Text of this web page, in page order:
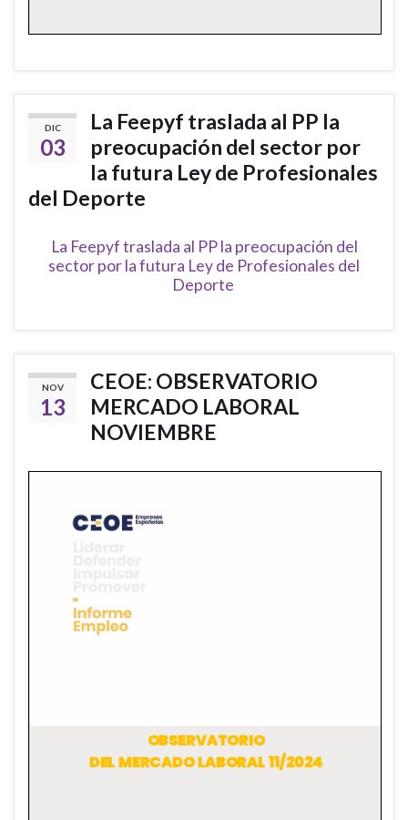
DIC
03
La Feepyf traslada al PP la
preocupación del sector por
la futura Ley de Profesionales
del Deporte
La Feepyf traslada al PP la preocupación del
sector por la futura Ley de Profesionales del
Deporte
NOV
13
CEOE: OBSERVATORIO
MERCADO LABORAL
NOVIEMBRE